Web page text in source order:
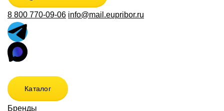
8 800 770-09-06 info@mail.eupribor.ru
Каталог
Бренды